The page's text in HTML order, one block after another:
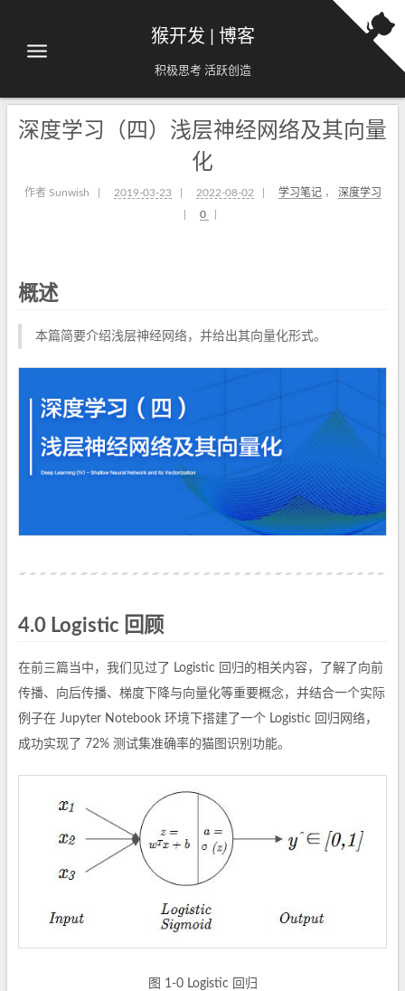
猴开发 | 博客
积极思考 活跃创造
深度学习（四）浅层神经网络及其向量
化
作者 Sunwish 2019-03-23 2022-08-02 学习笔记， 深度学习
0
概述
本篇简要介绍浅层神经网络，并给出其向量化形式。
4.0 Logistic 回顾
在前三篇当中，我们见过了 Logistic 回归的相关内容，了解了向前
传播、向后传播、梯度下降与向量化等重要概念，并结合一个实际
例子在 Jupyter Notebook 环境下搭建了一个 Logistic 回归网络，
成功实现了 72% 测试集准确率的猫图识别功能。
图 1-0 Logistic 回归